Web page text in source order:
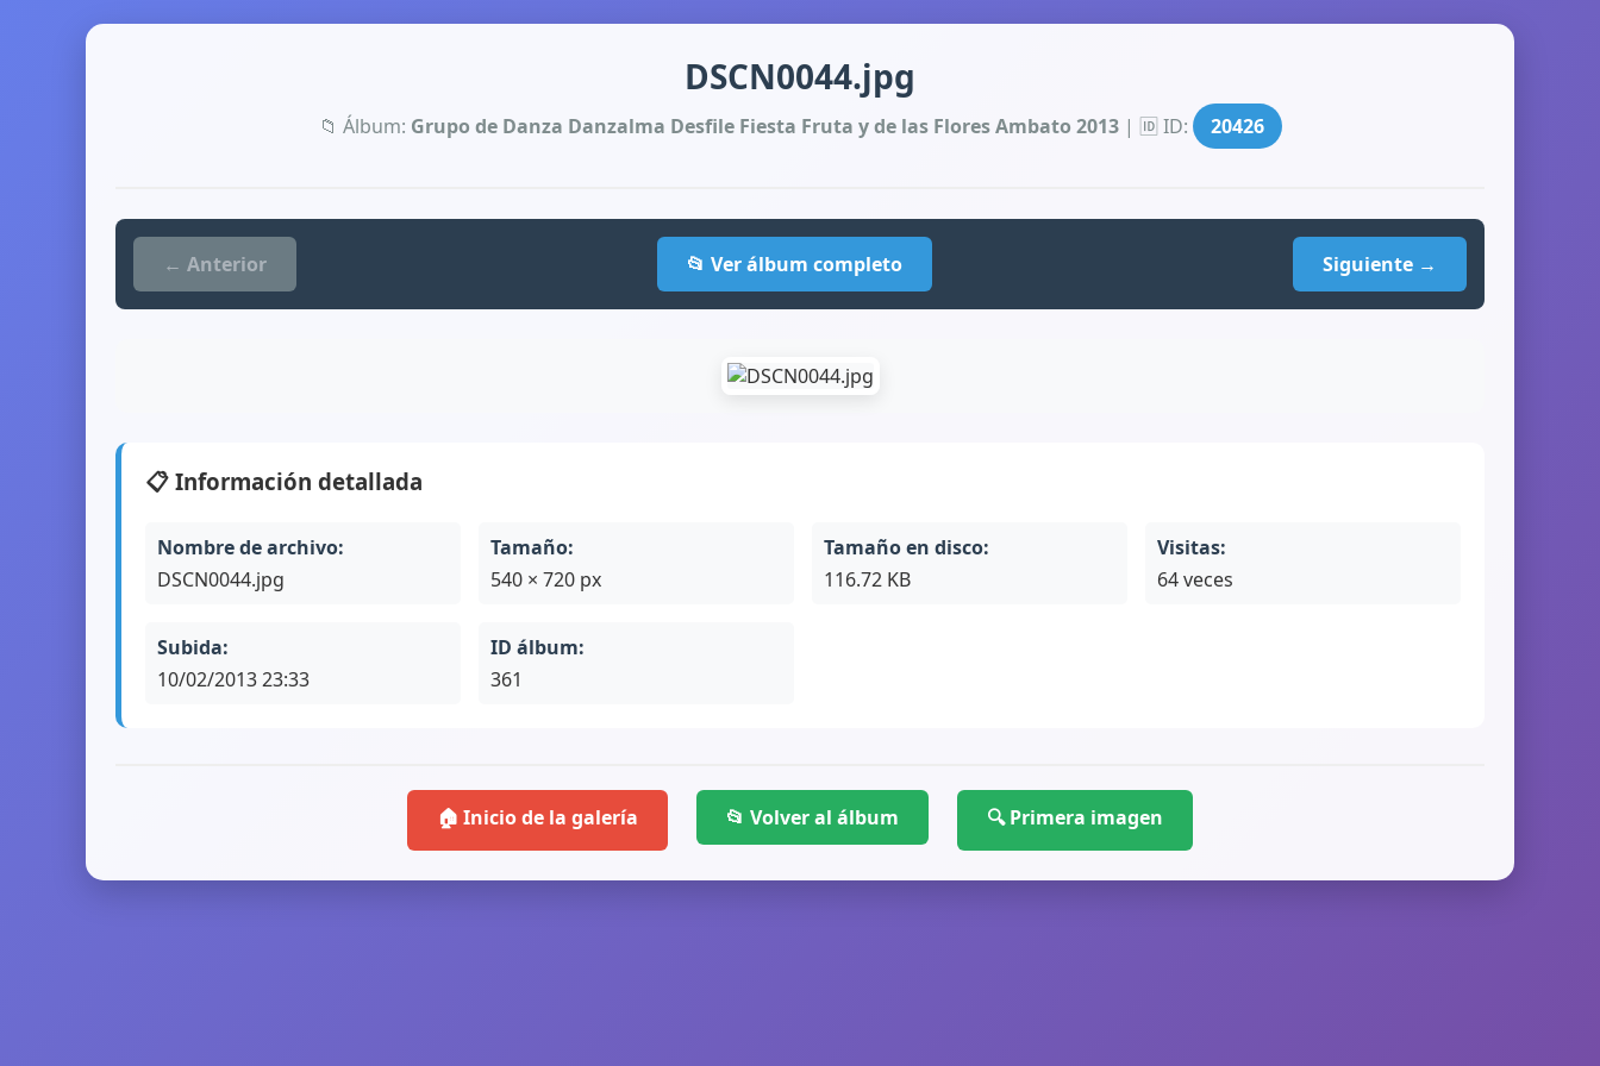
DSCN0044.jpg
📁 Álbum: Grupo de Danza Danzalma Desfile Fiesta Fruta y de las Flores Ambato 2013| 🆔 ID: 20426
← Anterior 📂 Ver álbum completo Siguiente →
📋 Información detallada
Nombre de archivo:
DSCN0044.jpg
Tamaño:
540 × 720 px
Tamaño en disco:
116.72 KB
Visitas:
64 veces
Subida:
10/02/2013 23:33
ID álbum:
361
🏠 Inicio de la galería 📂 Volver al álbum 🔍 Primera imagen